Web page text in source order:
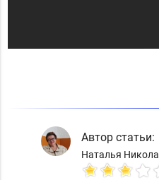
Автор статьи:
Наталья